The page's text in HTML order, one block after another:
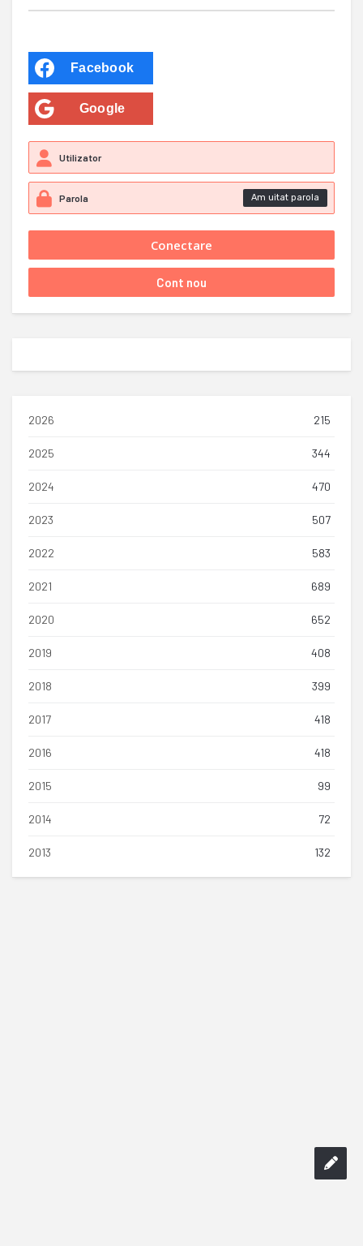
Facebook
Google
Am uitat parola
2026 215
2025 344
2024 470
2023 507
2022 583
2021 689
2020 652
2019 408
2018 399
2017 418
2016 418
2015 99
2014 72
2013 132